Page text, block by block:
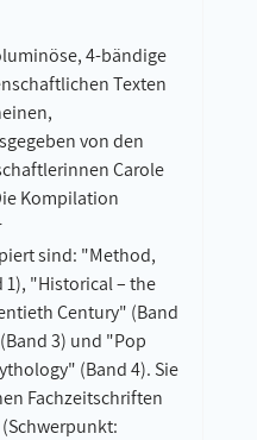
4-bändige
Texten
von den
Carole
Kompilation
sind: "Method,
"Historical – the
Century" (Band
3) und "Pop
(Band 4). Sie
Fachzeitschriften